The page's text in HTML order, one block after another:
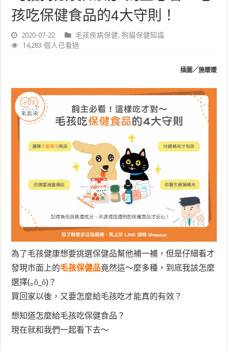
孩吃保健食品的4大守則！
2020-07-22 毛孩疾病保健,狗貓保健知識
14,283 個人已看過
插圖／施暖暖
為了毛孩健康想要挑選保健品幫他補一補，但是仔細看才
發現市面上的毛孩保健品竟然這～麼多種，到底我該怎麼
選擇(｡ŏ_ŏ)？
買回家以後，又要怎麼給毛孩吃才能真的有效？
想知道怎麼給毛孩吃保健食品？
現在就和我們一起看下去～